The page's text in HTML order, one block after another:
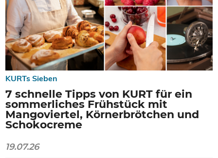
KURTs Sieben
7 schnelle Tipps von KURT für ein
sommerliches Frühstück mit
Mangoviertel, Körnerbrötchen und
Schokocreme
19.07.26